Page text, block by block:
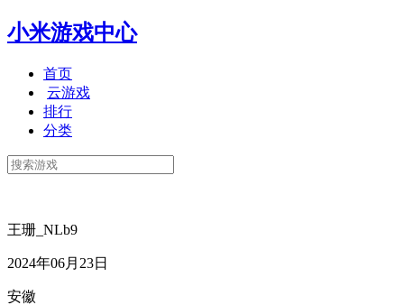
小米游戏中心
首页
云游戏
排行
分类
王珊_NLb9
2024年06月23日
安徽